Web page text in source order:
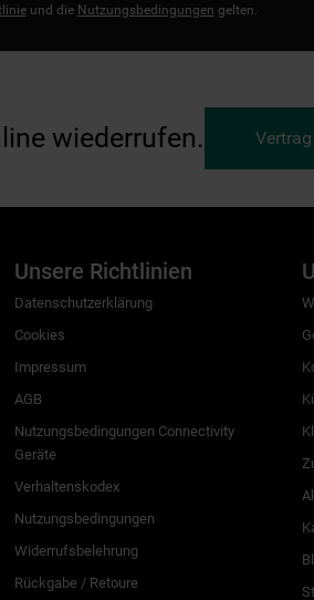
und die Nutzungsbedingungen gelten.
wiederrufen.
Unsere Richtlinien
Datenschutzerklärung
Cookies
Impressum
AGB
Nutzungsbedingungen Connectivity
Geräte
Verhaltenskodex
Nutzungsbedingungen
Widerrufsbelehrung
Rückgabe / Retoure